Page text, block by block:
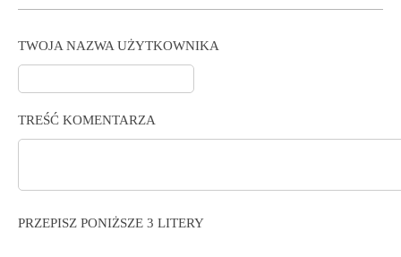
TWOJA NAZWA UŻYTKOWNIKA
TREŚĆ KOMENTARZA
PRZEPISZ PONIŻSZE 3 LITERY